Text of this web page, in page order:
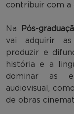
contribuir com a
Na Pós-
vai adquirir as
produzir e
história e a
dominar as
audiovisual,
de obras